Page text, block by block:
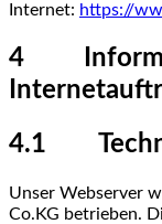
Internet: https://
4
4.1
Unser Webserver
Co.KG betrieben.